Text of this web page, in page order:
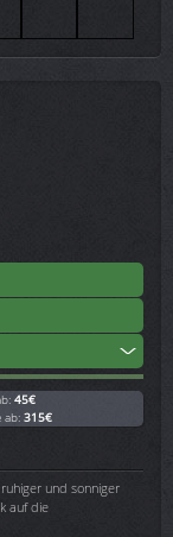
45€
ab: 315€
und sonniger
auf die